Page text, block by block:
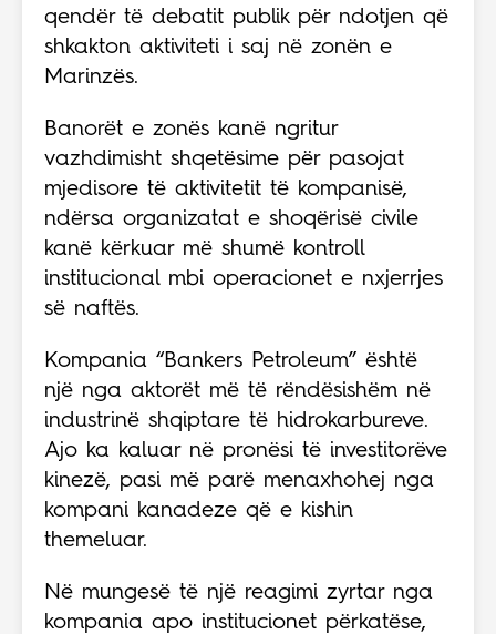
qendër të debatit publik për ndotjen që
shkakton aktiviteti i saj në zonën e
Marinzës.
Banorët e zonës kanë ngritur
vazhdimisht shqetësime për pasojat
mjedisore të aktivitetit të kompanisë,
ndërsa organizatat e shoqërisë civile
kanë kërkuar më shumë kontroll
institucional mbi operacionet e nxjerrjes
së naftës.
Kompania “Bankers Petroleum” është
një nga aktorët më të rëndësishëm në
industrinë shqiptare të hidrokarbureve.
Ajo ka kaluar në pronësi të investitorëve
kinezë, pasi më parë menaxhohej nga
kompani kanadeze që e kishin
themeluar.
Në mungesë të një reagimi zyrtar nga
kompania apo institucionet përkatëse,